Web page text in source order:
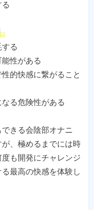
る
性がある
的快感に繋がること
る危険性がある
きる会陰部オナニ
、極めるまでには時
も開発にチャレンジ
最高の快感を体験し